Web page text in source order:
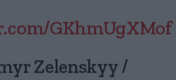
GKhmUgXMof
Zelenskyy /